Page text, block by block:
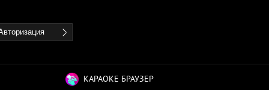
КАРАОКЕ БРАУЗЕР